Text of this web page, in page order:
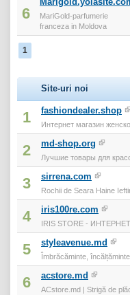
6
MariGold-parfumerie
franceza in Moldova
1
Site-uri noi
1 fashiondealer.shop
Интернет магазин
2 md-shop.org
Лучшие товары для
3 sirrena.com
Rochii de Seara Haine
4 iris100re.com
IRIS STORE -
5 styleavenue.md
Îmbrăcăminte,
6 acstore.md
ACstore.md | Strigă de